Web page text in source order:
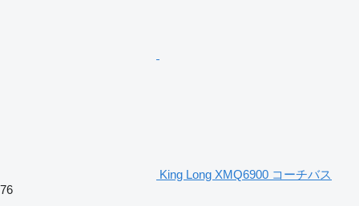
King Long XMQ6900 コーチバス
76